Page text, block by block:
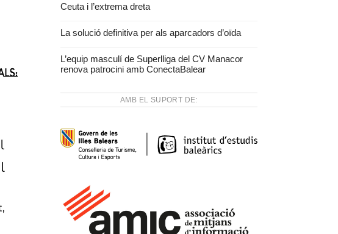
Ceuta i l’extrema dreta
La solució definitiva per als aparcadors d’oïda
L’equip masculí de Superlliga del CV Manacor
renova patrocini amb ConectaBalear
AMB EL SUPORT DE: